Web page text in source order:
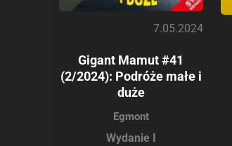
7.05.2024
Gigant Mamut #41
(2/2024): Podróże małe i
duże
Egmont
Wydanie I